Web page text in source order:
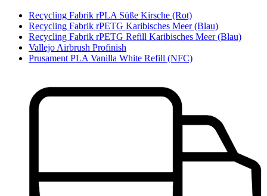
Recycling Fabrik rPLA Süße Kirsche (Rot)
Recycling Fabrik rPETG Karibisches Meer (Blau)
Recycling Fabrik rPETG Refill Karibisches Meer (Blau)
Vallejo Airbrush Profinish
Prusament PLA Vanilla White Refill (NFC)